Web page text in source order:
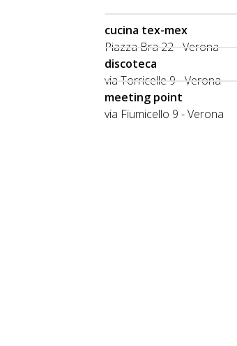
cucina tex-mex
Piazza Bra 22 - Verona
discoteca
via Torricelle 9 - Verona
meeting point
via Fiumicello 9 - Verona